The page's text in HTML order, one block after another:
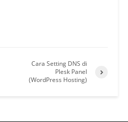
Cara Setting DNS di
Plesk Panel
(WordPress Hosting)